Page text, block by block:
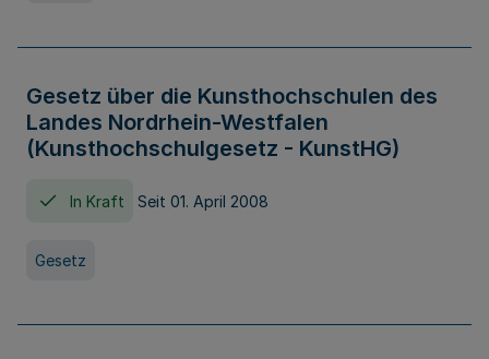
Gesetz über die Kunsthochschulen des
Landes Nordrhein-Westfalen
(Kunsthochschulgesetz - KunstHG)
In Kraft Seit 01. April 2008
Gesetz